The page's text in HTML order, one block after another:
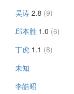
吴涛 2.8 (9)
邱本胜 1.0 (6)
丁虎 1.1 (8)
未知
李皓昭